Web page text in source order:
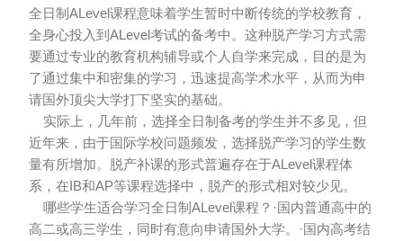
全日制ALevel课程意味着学生暂时中断传统的学校教育，
全身心投入到ALevel考试的备考中。这种脱产学习方式需
要通过专业的教育机构辅导或个人自学来完成，目的是为
了通过集中和密集的学习，迅速提高学术水平，从而为申
请国外顶尖大学打下坚实的基础。
实际上，几年前，选择全日制备考的学生并不多见，但
近年来，由于国际学校问题频发，选择脱产学习的学生数
量有所增加。脱产补课的形式普遍存在于ALevel课程体
系，在IB和AP等课程选择中，脱产的形式相对较少见。
哪些学生适合学习全日制ALevel课程？·国内普通高中的
高二或高三学生，同时有意向申请国外大学。·国内高考结